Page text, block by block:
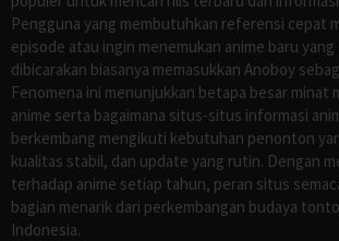
Pengguna yang membutuhkan referensi cepat
episode atau ingin menemukan anime baru yang
dibicarakan biasanya memasukkan Anoboy
Fenomena ini menunjukkan betapa besar minat
anime serta bagaimana situs-situs informasi
berkembang mengikuti kebutuhan penonton
kualitas stabil, dan update yang rutin. Dengan
terhadap anime setiap tahun, peran situs
bagian menarik dari perkembangan budaya
Indonesia.